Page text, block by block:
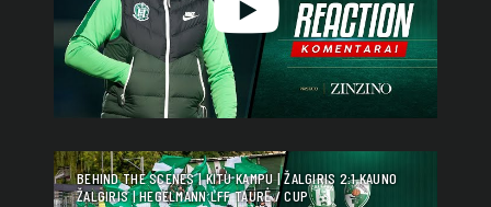
BEHIND THE SCENES | KITU KAMPU | ŽALGIRIS 2:1 KAUNO
ŽALGIRIS | HEGELMANN LFF TAURĖ / CUP